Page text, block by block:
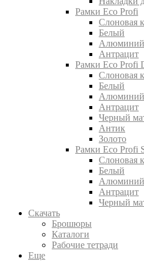
Рамки Eco Profi
Слоновая
Белый
Алюминий
Антрацит
Рамки Eco Profi
Слоновая
Белый
Алюминий
Антрацит
Черный
Антик
Золото
Рамки Eco Profi
Слоновая
Белый
Алюминий
Антрацит
Черный
Скачать
Брошюры
Каталоги
Рабочие тетради
Еще